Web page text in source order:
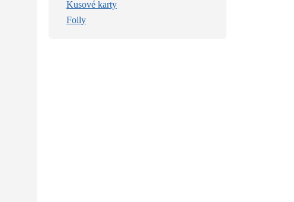
Kusové karty
Foily